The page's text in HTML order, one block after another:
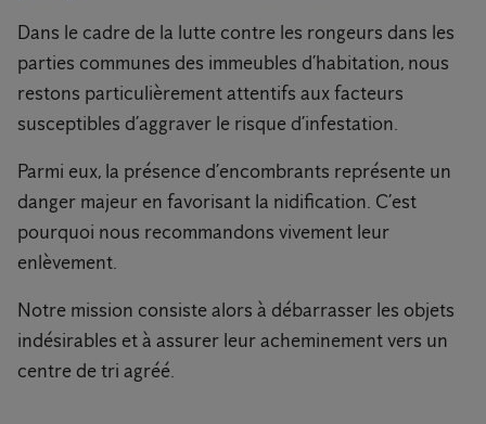
Dans le cadre de la lutte contre les rongeurs dans les
parties communes des immeubles d’habitation, nous
restons particulièrement attentifs aux facteurs
susceptibles d’aggraver le risque d’infestation.
Parmi eux, la présence d’encombrants représente un
danger majeur en favorisant la nidification. C’est
pourquoi nous recommandons vivement leur
enlèvement.
Notre mission consiste alors à débarrasser les objets
indésirables et à assurer leur acheminement vers un
centre de tri agréé.